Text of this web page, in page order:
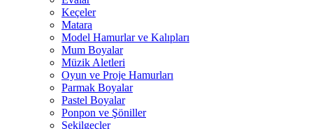
Keçeler
Matara
Model Hamurlar ve Kalıpları
Mum Boyalar
Müzik Aletleri
Oyun ve Proje Hamurları
Parmak Boyalar
Pastel Boyalar
Ponpon ve Şöniller
Şekilgeçler